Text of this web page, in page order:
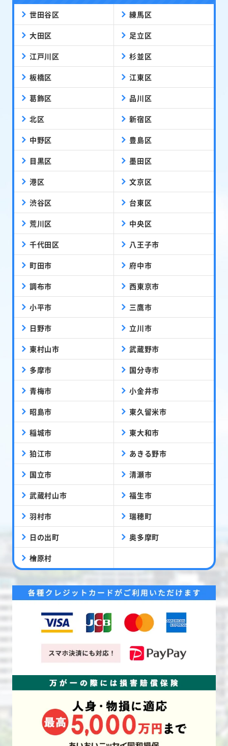
世田谷区 練馬区
大田区 足立区
江戸川区 杉並区
板橋区 江東区
葛飾区 品川区
北区 新宿区
中野区 豊島区
目黒区 墨田区
港区 文京区
渋谷区 台東区
荒川区 中央区
千代田区 八王子市
町田市 府中市
調布市 西東京市
小平市 三鷹市
日野市 立川市
東村山市 武蔵野市
多摩市 国分寺市
青梅市 小金井市
昭島市 東久留米市
稲城市 東大和市
狛江市 あきる野市
国立市 清瀬市
武蔵村山市 福生市
羽村市 瑞穂町
日の出町 奥多摩町
檜原村